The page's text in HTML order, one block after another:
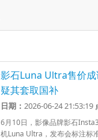
影石Luna Ultra售价
疑其套取国补
日期：2026-06-24 21:53:19
6月10日，影像品牌影石
机Luna Ultra，发布会标注标